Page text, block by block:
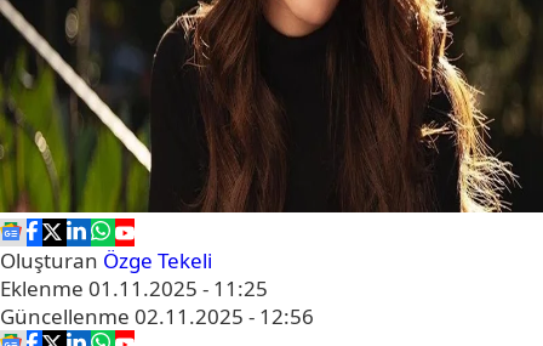
Oluşturan Özge Tekeli
Eklenme 01.11.2025 - 11:25
Güncellenme 02.11.2025 - 12:56